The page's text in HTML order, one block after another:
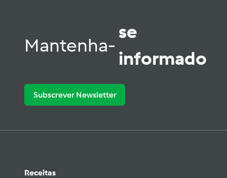
Mantenha-
se
informado
Subscrever Newsletter
Receitas